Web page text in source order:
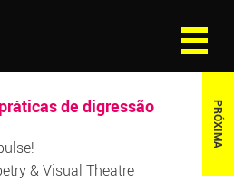
PRÓXIMA
de digressão
& Visual Theatre